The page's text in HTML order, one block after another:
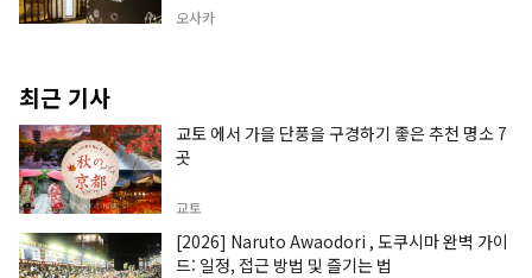
오사카
최근 기사
교토 에서 가을 단풍을 구경하기 좋은 추천 명소 7
곳
교토
[2026] Naruto Awaodori , 도쿠시마 완벽 가이
드: 일정, 접근 방법 및 즐기는 법